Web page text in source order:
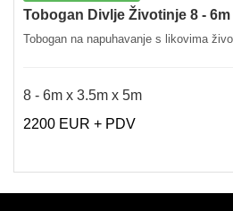
Tobogan Divlje Životinje 8 - 6m
Tobogan na napuhavanje s likovima
8 - 6m x 3.5m x 5m
2200 EUR + PDV